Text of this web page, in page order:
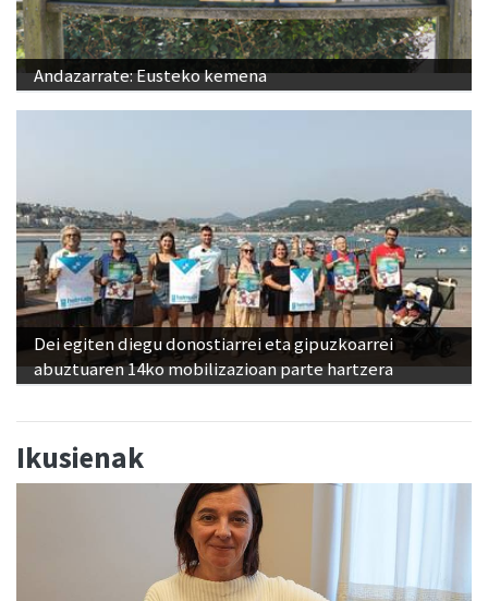
Andazarrate: Eusteko kemena
Dei egiten diegu donostiarrei eta gipuzkoarrei
abuztuaren 14ko mobilizazioan parte hartzera
Ikusienak